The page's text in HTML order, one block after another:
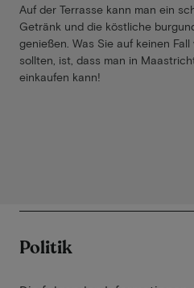
Auf der Terrasse kann man ein
Getränk und die köstliche
genießen. Was Sie auf keinen Fall
sollten, ist, dass man in
einkaufen kann!
Politik